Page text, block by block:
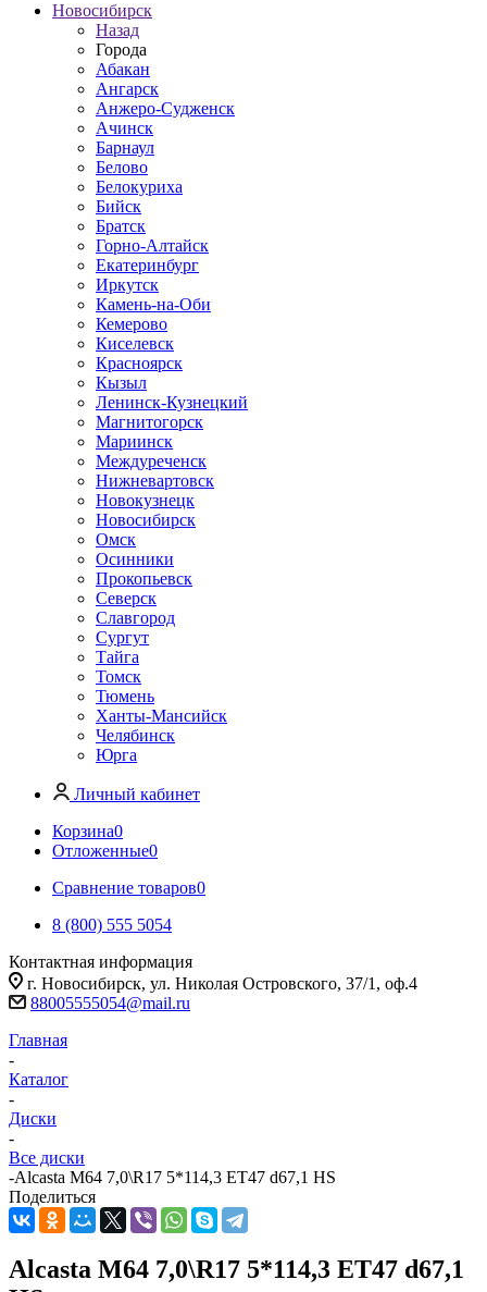
Новосибирск
Назад
Города
Абакан
Ангарск
Анжеро-Судженск
Ачинск
Барнаул
Белово
Белокуриха
Бийск
Братск
Горно-Алтайск
Екатеринбург
Иркутск
Камень-на-Оби
Кемерово
Киселевск
Красноярск
Кызыл
Ленинск-Кузнецкий
Магнитогорск
Мариинск
Междуреченск
Нижневартовск
Новокузнецк
Новосибирск
Омск
Осинники
Прокопьевск
Северск
Славгород
Сургут
Тайга
Томск
Тюмень
Ханты-Мансийск
Челябинск
Юрга
Личный кабинет
Корзина0
Отложенные0
Сравнение товаров0
8 (800) 555 5054
Контактная информация
г. Новосибирск, ул. Николая Островского, 37/1, оф.4
88005555054@mail.ru
Главная
-
Каталог
-
Диски
-
Все диски
-Alcasta M64 7,0\R17 5*114,3 ET47 d67,1 HS
Поделиться
Alcasta M64 7,0\R17 5*114,3 ET47 d67,1